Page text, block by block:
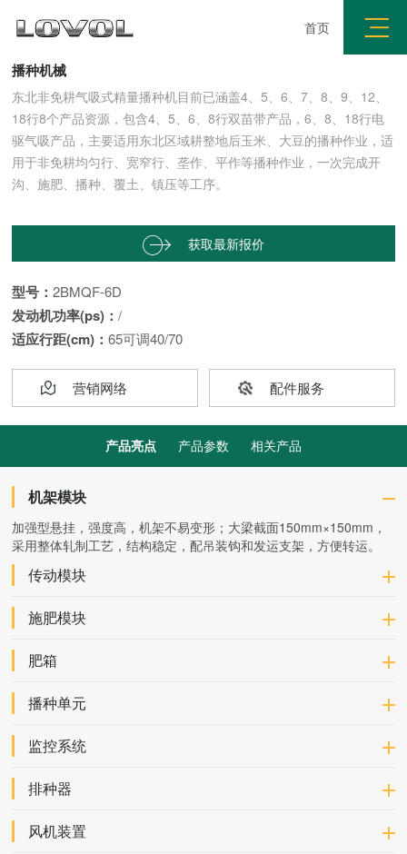
首页
播种机械
东北非免耕气吸式精量播种机目前已涵盖4、5、6、7、8、9、12、
18行8个产品资源，包含4、5、6、8行双苗带产品，6、8、18行电
驱气吸产品，主要适用东北区域耕整地后玉米、大豆的播种作业，适
用于非免耕均匀行、宽窄行、垄作、平作等播种作业，一次完成开
沟、施肥、播种、覆土、镇压等工序。

 获取最新报价
型号：2BMQF-6D
发动机功率(ps)：/
适应行距(cm)：65可调40/70
营销网络 配件服务
产品亮点 产品参数 相关产品
机架模块
加强型悬挂，强度高，机架不易变形；大梁截面150mm×150mm，
采用整体轧制工艺，结构稳定，配吊装钩和发运支架，方便转运。
传动模块
施肥模块
肥箱
播种单元
监控系统
排种器
风机装置